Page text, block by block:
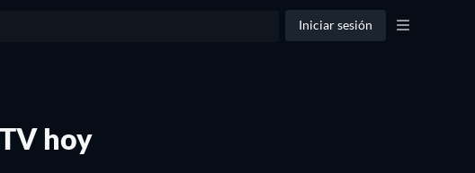
Iniciar sesión
hoy